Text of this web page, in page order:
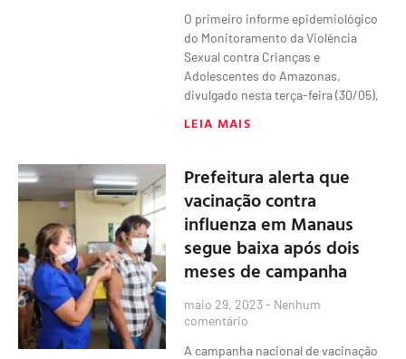
O primeiro informe epidemiológico
do Monitoramento da Violência
Sexual contra Crianças e
Adolescentes do Amazonas,
divulgado nesta terça-feira (30/05),
LEIA MAIS
Prefeitura alerta que
vacinação contra
influenza em Manaus
segue baixa após dois
meses de campanha
maio 29, 2023 Nenhum
comentário
A campanha nacional de vacinação